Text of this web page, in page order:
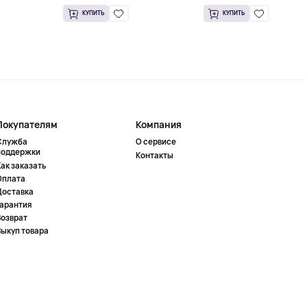
КУПИТЬ КУПИТЬ
заказать
товара
Компания
О сервисе
Контакты